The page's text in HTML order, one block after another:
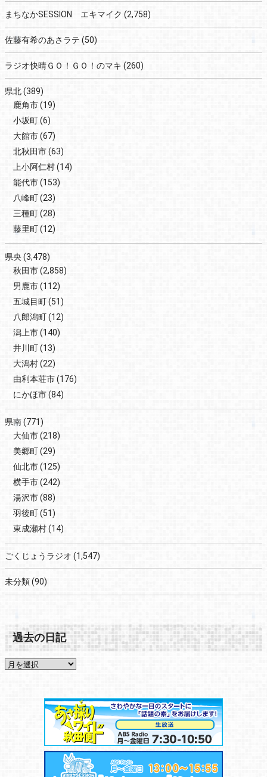
まちなかSESSION エキマイク (2,758)
佐藤有希のあさラテ (50)
ラジオ快晴ＧＯ！ＧＯ！のマキ (260)
県北(389)
鹿角市(19)
小坂町(6)
大館市(67)
北秋田市(63)
上小阿仁村(14)
能代市(153)
八峰町(23)
三種町(28)
藤里町(12)
県央(3,478)
秋田市(2,858)
男鹿市(112)
五城目町(51)
八郎潟町(12)
潟上市(140)
井川町(13)
大潟村(22)
由利本荘市(176)
にかほ市(84)
県南(771)
大仙市(218)
美郷町(29)
仙北市(125)
横手市(242)
湯沢市(88)
羽後町(51)
東成瀬村(14)
ごくじょうラジオ (1,547)
未分類(90)
過去の日記